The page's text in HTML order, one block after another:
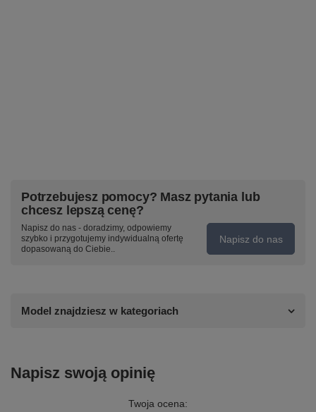
Potrzebujesz pomocy? Masz pytania lub
chcesz lepszą cenę?
Napisz do nas - doradzimy, odpowiemy
szybko i przygotujemy indywidualną ofertę
dopasowaną do Ciebie..
Napisz do nas
Model znajdziesz w kategoriach
Napisz swoją opinię
Twoja ocena: